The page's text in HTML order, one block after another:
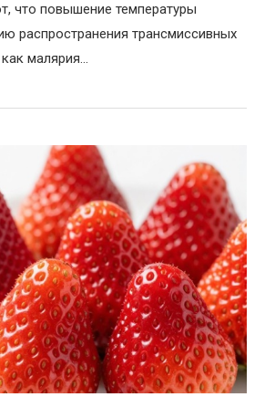
что повышение температуры
распространения трансмиссивных
малярия...